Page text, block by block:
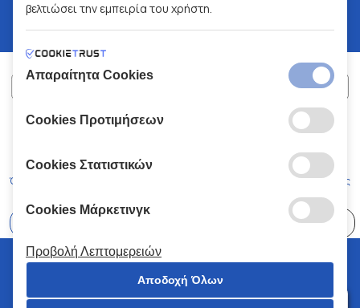
ΧΑΛΚΙΑΔΑΚΗΣ Α.Ε.
Όροι και Προϋποθέσεις Κώδικας Δεοντολογίας
© 2026 Χαλκιαδάκης all rights reserved
βελτιώσει την εμπειρία του χρήστη.
Απαραίτητα Cookies
Cookies Προτιμήσεων
Cookies Στατιστικών
Cookies Μάρκετινγκ
Προβολή Λεπτομερειών
Αποδοχή Όλων